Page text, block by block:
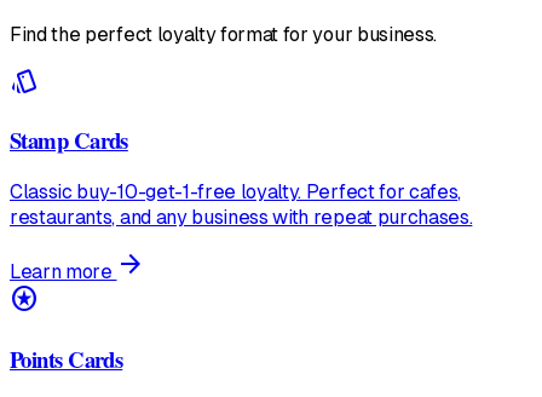
Find the perfect loyalty format for your business.
style
Stamp Cards
Classic buy-10-get-1-free loyalty. Perfect for cafes,
restaurants, and any business with repeat purchases.
Learn more arrow_forward
stars
Points Cards